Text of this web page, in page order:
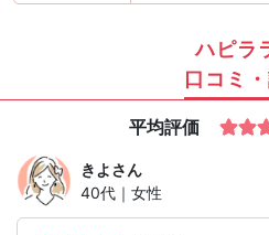
ハピラ
口コミ
平均評価
きよさん
40代｜女性